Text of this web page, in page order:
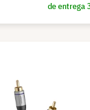
de entrega